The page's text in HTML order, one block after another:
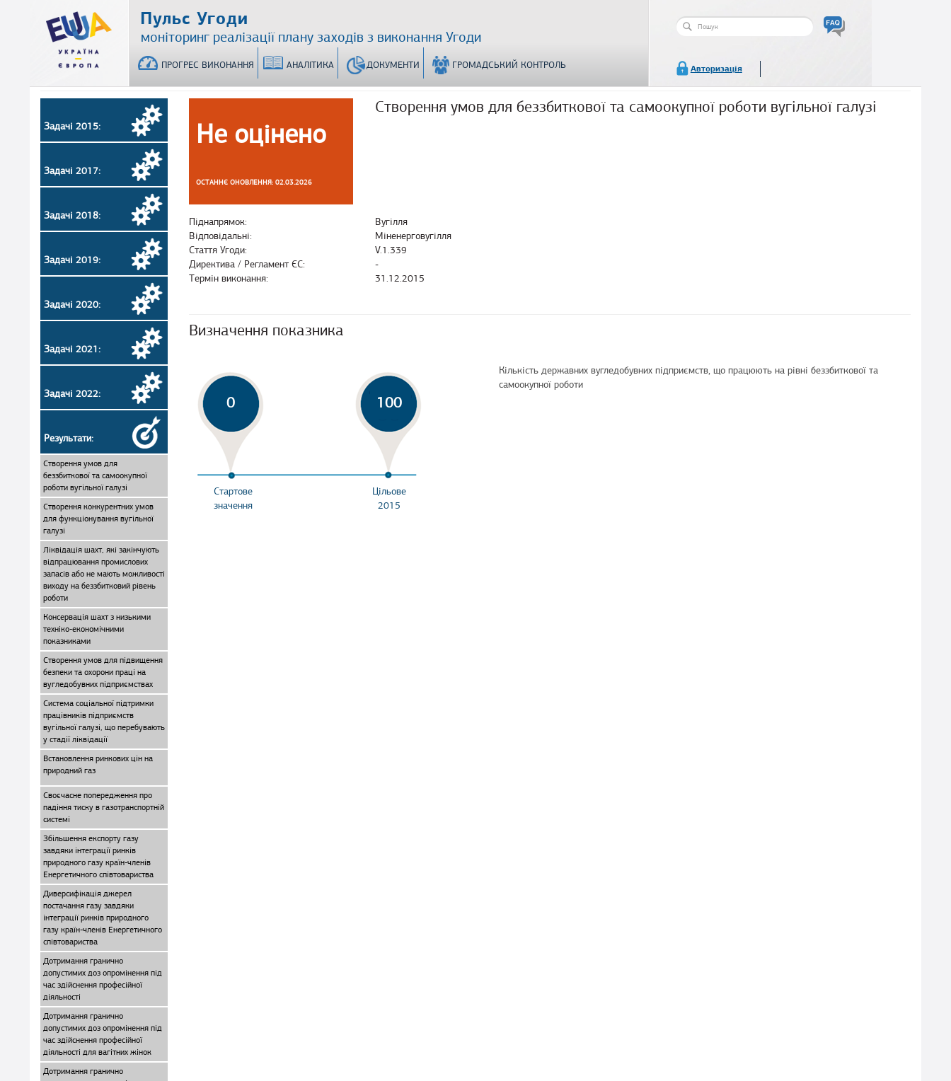
Пульс Угоди
моніторинг реалізації плану заходів з виконання Угоди
ПРОГРЕС ВИКОНАННЯ АНАЛІТИКА ДОКУМЕНТИ ГРОМАДСЬКИЙ КОНТРОЛЬ
Пошукова
Авторизація
Не оцінено
ОСТАННЄ ОНОВЛЕННЯ: 02.03.2026
Створення умов для беззбиткової та самоокупної роботи вугільної галузі
Піднапрямок:
Вугілля
Відповідальні:
Міненерговугілля
Стаття Угоди:
V.1.339
Директива / Регламент ЄС:
-
Термін виконання:
31.12.2015
Визначення показника
0 100
Стартове
значення
Цільове
2015
Кількість державних вугледобувних підприємств, що працюють на рівні беззбиткової та
самоокупної роботи
Задачі 2015:
Задачі 2017:
Задачі 2018:
Задачі 2019:
Задачі 2020:
Задачі 2021:
Задачі 2022:
Результати:
Створення умов для
беззбиткової та самоокупної
роботи вугільної галузі
Створення конкурентних умов
для функціонування вугільної
галузі
Ліквідація шахт, які закінчують
відпрацювання промислових
запасів або не мають можливості
виходу на беззбитковий рівень
роботи
Консервація шахт з низькими
техніко-економічними
показниками
Створення умов для підвищення
безпеки та охорони праці на
вугледобувних підприємствах
Система соціальної підтримки
працівників підприємств
вугільної галузі, що перебувають
у стадії ліквідації
Встановлення ринкових цін на
природний газ
Своєчасне попередження про
падіння тиску в газотранспортній
системі
Збільшення експорту газу
завдяки інтеграції ринків
природного газу країн-членів
Енергетичного співтовариства
Диверсифікація джерел
постачання газу завдяки
інтеграції ринків природного
газу країн-членів Енергетичного
співтовариства
Дотримання гранично
допустимих доз опромінення під
час здійснення професійної
діяльності
Дотримання гранично
допустимих доз опромінення під
час здійснення професійної
діяльності для вагітних жінок
Дотримання гранично